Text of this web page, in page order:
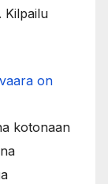
Kilpailu
on
kotonaan